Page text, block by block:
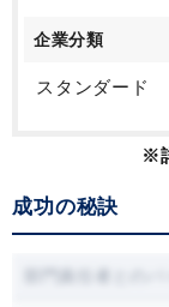
企業分類
スタンダード
※
成功の秘訣